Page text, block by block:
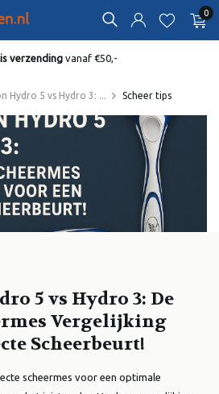
0
van de Radio
Hydro 5 vs Hydro 3: ... Scheer tips
5 vs Hydro 3: De
Vergelijking
Scheerbeurt!
scheermes voor een optimale